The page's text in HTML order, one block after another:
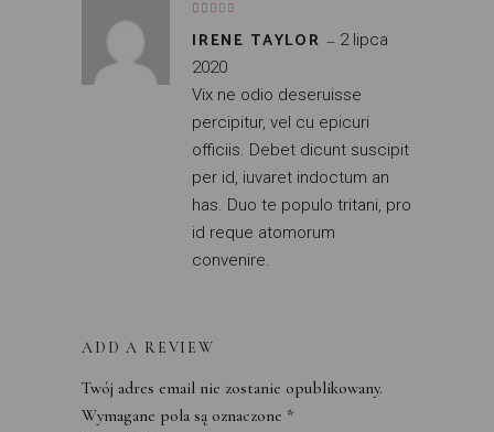
IRENE TAYLOR – 2 lipca
2020
Vix ne odio deseruisse
percipitur, vel cu epicuri
officiis. Debet dicunt suscipit
per id, iuvaret indoctum an
has. Duo te populo tritani, pro
id reque atomorum
convenire.
ADD A REVIEW
Twój adres email nie zostanie opublikowany.
Wymagane pola są oznaczone *